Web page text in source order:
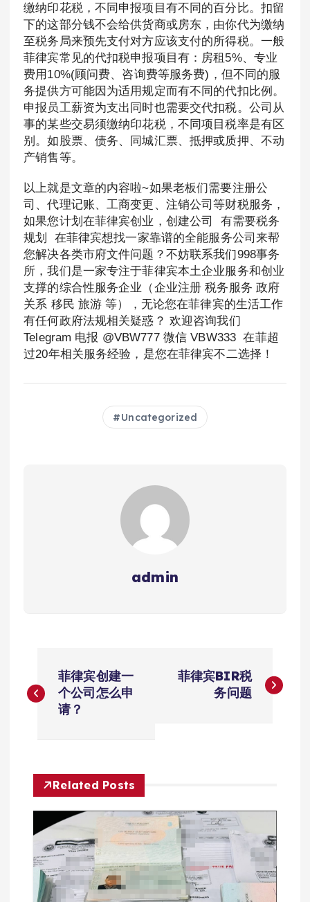
缴纳印花税，不同申报项目有不同的百分比。扣留
下的这部分钱不会给供货商或房东，由你代为缴纳
至税务局来预先支付对方应该支付的所得税。一般
菲律宾常见的代扣税申报项目有：房租5%、专业
费用10%(顾问费、咨询费等服务费)，但不同的服
务提供方可能因为适用规定而有不同的代扣比例。
申报员工薪资为支出同时也需要交代扣税。公司从
事的某些交易须缴纳印花税，不同项目税率是有区
别。如股票、债务、同城汇票、抵押或质押、不动
产销售等。
以上就是文章的内容啦~如果老板们需要注册公
司、代理记账、工商变更、注销公司等财税服务，
如果您计划在菲律宾创业，创建公司 有需要税务
规划 在菲律宾想找一家靠谱的全能服务公司来帮
您解决各类市府文件问题？不妨联系我们998事务
所，我们是一家专注于菲律宾本土企业服务和创业
支撑的综合性服务企业（企业注册 税务服务 政府
关系 移民 旅游 等），无论您在菲律宾的生活工作
有任何政府法规相关疑惑？ 欢迎咨询我们
Telegram 电报 @VBW777 微信 VBW333 在菲超
过20年相关服务经验，是您在菲律宾不二选择！
Uncategorized
admin
章
航
菲律宾创建一
个公司怎么申
请？
菲律宾BIR税
务问题
Related Posts